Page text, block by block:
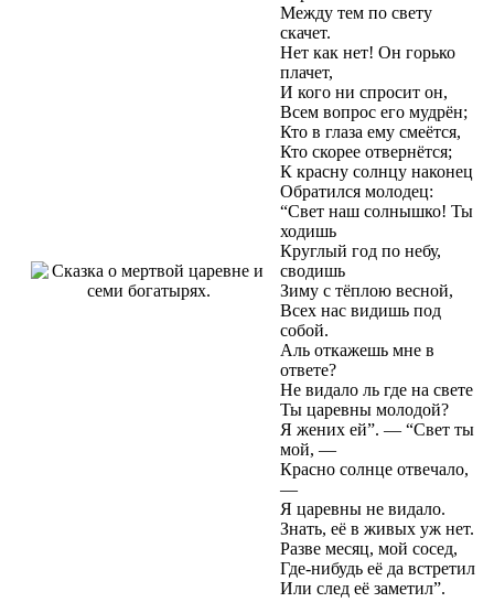
Между тем по свету
скачет.
Нет как нет! Он горько
плачет,
И кого ни спросит он,
Всем вопрос его мудрён;
Кто в глаза ему смеётся,
Кто скорее отвернётся;
К красну солнцу наконец
Обратился молодец:
“Свет наш солнышко! Ты
ходишь
Круглый год по небу,
сводишь
Зиму с тёплою весной,
Всех нас видишь под
собой.
Аль откажешь мне в
ответе?
Не видало ль где на свете
Ты царевны молодой?
Я жених ей”. — “Свет ты
мой, —
Красно солнце отвечало,
—
Я царевны не видало.
Знать, её в живых уж нет.
Разве месяц, мой сосед,
Где-нибудь её да встретил
Или след её заметил”.